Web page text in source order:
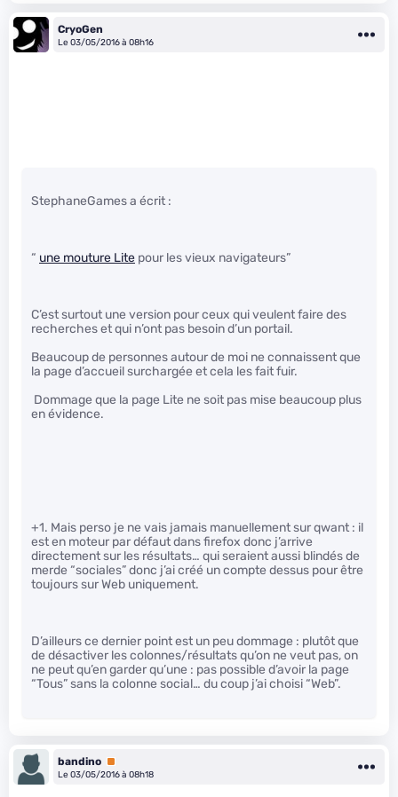
CryoGen
Le 03/05/2016 à 08h16
StephaneGames a écrit :
“ une mouture Lite pour les vieux navigateurs”
C’est surtout une version pour ceux qui veulent faire des
recherches et qui n’ont pas besoin d’un portail.
Beaucoup de personnes autour de moi ne connaissent que
la page d’accueil surchargée et cela les fait fuir.
Dommage que la page Lite ne soit pas mise beaucoup plus
en évidence.
+1. Mais perso je ne vais jamais manuellement sur qwant : il
est en moteur par défaut dans firefox donc j’arrive
directement sur les résultats… qui seraient aussi blindés de
merde “sociales” donc j’ai créé un compte dessus pour être
toujours sur Web uniquement.
D’ailleurs ce dernier point est un peu dommage : plutôt que
de désactiver les colonnes/résultats qu’on ne veut pas, on
ne peut qu’en garder qu’une : pas possible d’avoir la page
“Tous” sans la colonne social… du coup j’ai choisi “Web”.
bandino Premium
Le 03/05/2016 à 08h18